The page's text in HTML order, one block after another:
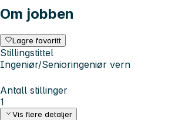
Om jobben
Lagre favoritt
Stillingstittel
Ingeniør/Senioringeniør vern
Antall stillinger
1
Vis flere detaljer